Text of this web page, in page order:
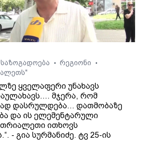
საზოგადოება • რეგიონი •
ყველაფერი უნახავს
მჯერა, რომ
დასრულდება... დათმობაზე
და ის ელემენტარული
ითხოვს
- გია სურმანიძე. ტვ 25-ის